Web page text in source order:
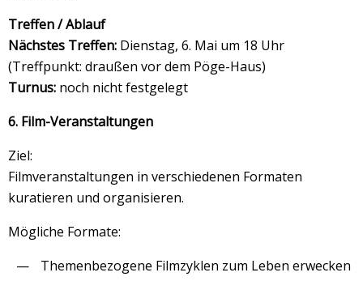
Treffen / Ablauf
Nächstes Treffen: Dienstag, 6. Mai um 18 Uhr
(Treffpunkt: draußen vor dem Pöge-Haus)
Turnus: noch nicht festgelegt
6. Film-Veranstaltungen
Ziel:
Filmveranstaltungen in verschiedenen Formaten
kuratieren und organisieren.
Mögliche Formate:
Themenbezogene Filmzyklen zum Leben erwecken